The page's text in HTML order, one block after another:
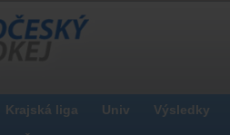
Krajská liga Univ Výsledky